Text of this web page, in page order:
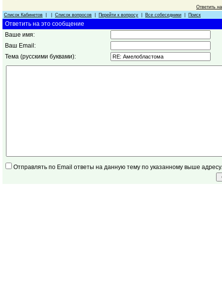
Ответить
Список Кабинетов
Список вопросов Перейти к вопросу Все собеседники Поиск
Ответить на это сообщение
Ваше имя:
Ваш Email:
Тема (русскими буквами):
Отправлять по Email ответы на данную тему по указанному выше адресу.